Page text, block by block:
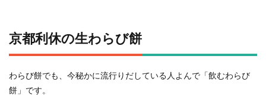
京都利休の生わらび餅
わらび餅でも、今秘かに流行りだしている人よんで「飲むわらび
餅」です。